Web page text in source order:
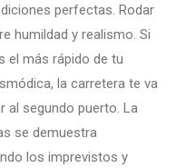
perfectas. Rodar
humildad y realismo. Si
el más rápido de tu
la carretera te va
al segundo puerto. La
se demuestra
los imprevistos y